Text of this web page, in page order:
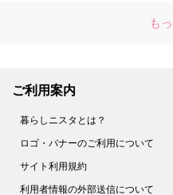
も
ご利用案内
暮らしニスタとは？
ロゴ・バナーのご利用について
サイト利用規約
利用者情報の外部送信について